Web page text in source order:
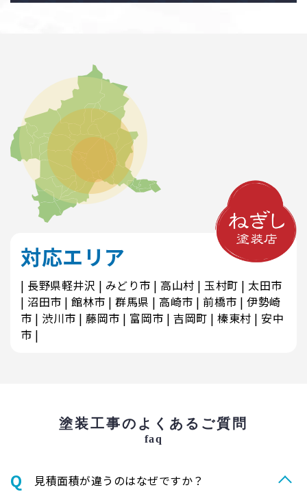
対応エリア
長野県軽井沢 みどり市 高山村 玉村町
太田市
沼田市
館林市 群馬県 高崎市 前橋市
伊勢崎
市
渋川市 藤岡市 富岡市 吉岡町 榛東村
安中
市
塗装工事のよくあるご質問
faq
⾒積⾯積が違うのはなぜですか？